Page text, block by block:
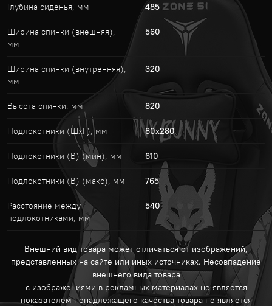
Глубина сиденья, мм 485
Ширина спинки (внешняя),
мм
560
Ширина спинки (внутренняя),
мм
320
Высота спинки, мм 820
Подлокотники (ШхГ), мм 80x280
Подлокотники (В) (мин), мм 610
Подлокотники (В) (макс), мм 765
Расстояние между
подлокотниками, мм
540
Внешний вид товара может отличаться от изображений,
представленных на сайте или иных источниках. Несовпадение
внешнего вида товара
с изображениями в рекламных материалах не является
показателем ненадлежащего качества товара не является